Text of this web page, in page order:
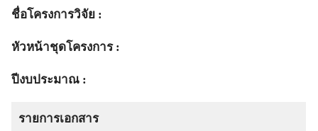
ชื่อโครงการวิจัย :
หัวหน้าชุดโครงการ :
ปีงบประมาณ :
รายการเอกสาร